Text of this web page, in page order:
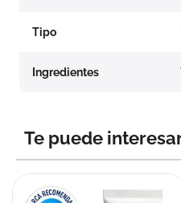
Tipo
Ingredientes
Te puede